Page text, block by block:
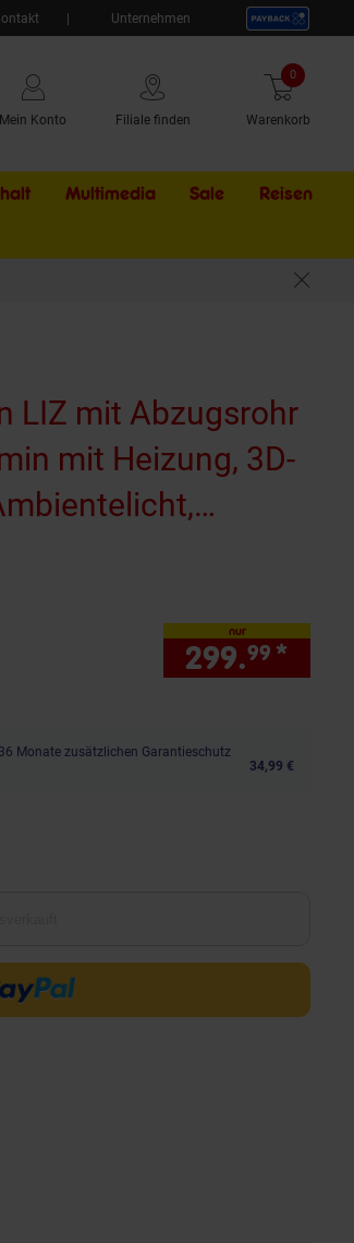
Unternehmen
Mein Konto Filiale finden Warenkorb
0 Artikel
Multimedia Sale Externer
Reisen
LIZ mit Abzugsrohr
mit Heizung, 3D-
nur
299.99 *
Monate zusätzlichen Garantieschutz
34,99 €
anwenden